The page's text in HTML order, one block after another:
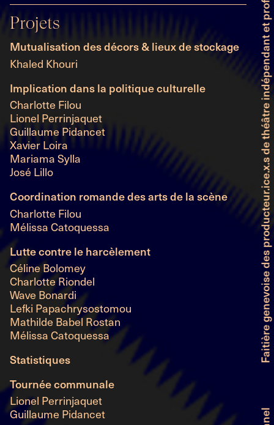
Faitière genevoise des producteur.ice.x.s de théâtre indépendant et professionnel
Projets
Mutualisation des décors & lieux de stockage
Khaled Khouri
Implication dans la politique culturelle
Charlotte Filou
Lionel Perrinjaquet
Guillaume Pidancet
Xavier Loira
Mariama Sylla
José Lillo
Coordination romande des arts de la scène
Charlotte Filou
Mélissa Catoquessa
Lutte contre le harcèlement
Céline Bolomey
Charlotte Riondel
Wave Bonardi
Lefki Papachrysostomou
Mathilde Babel Rostan
Mélissa Catoquessa
Statistiques
Tournée communale
Lionel Perrinjaquet
Guillaume Pidancet